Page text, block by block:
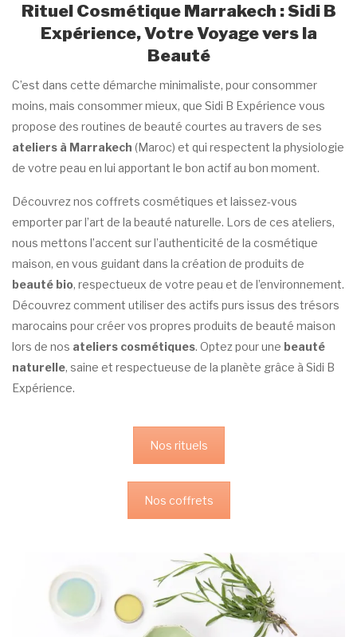
Rituel Cosmétique Marrakech : Sidi B
Expérience, Votre Voyage vers la
Beauté
C’est dans cette démarche minimaliste, pour consommer
moins, mais consommer mieux, que Sidi B Expérience vous
propose des routines de beauté courtes au travers de ses
ateliers à Marrakech (Maroc) et qui respectent la physiologie
de votre peau en lui apportant le bon actif au bon moment.
Découvrez nos coffrets cosmétiques et laissez-vous
emporter par l’art de la beauté naturelle. Lors de ces ateliers,
nous mettons l’accent sur l’authenticité de la cosmétique
maison, en vous guidant dans la création de produits de
beauté bio, respectueux de votre peau et de l’environnement.
Découvrez comment utiliser des actifs purs issus des trésors
marocains pour créer vos propres produits de beauté maison
lors de nos ateliers cosmétiques. Optez pour une beauté
naturelle, saine et respectueuse de la planète grâce à Sidi B
Expérience.
Nos rituels
Nos coffrets